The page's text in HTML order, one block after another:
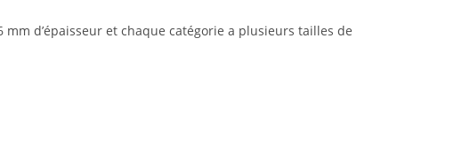
d’épaisseur et chaque catégorie a plusieurs tailles de